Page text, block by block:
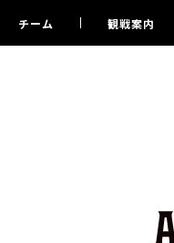
チーム 観戦案内